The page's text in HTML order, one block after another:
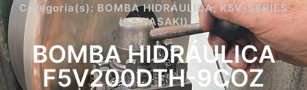
Categoria(s): BOMBA HIDRÁULICA,K5V-SERIES
(KAWASAKI)
BOMBA HIDRÁULICA
F5V200DTH-9COZ